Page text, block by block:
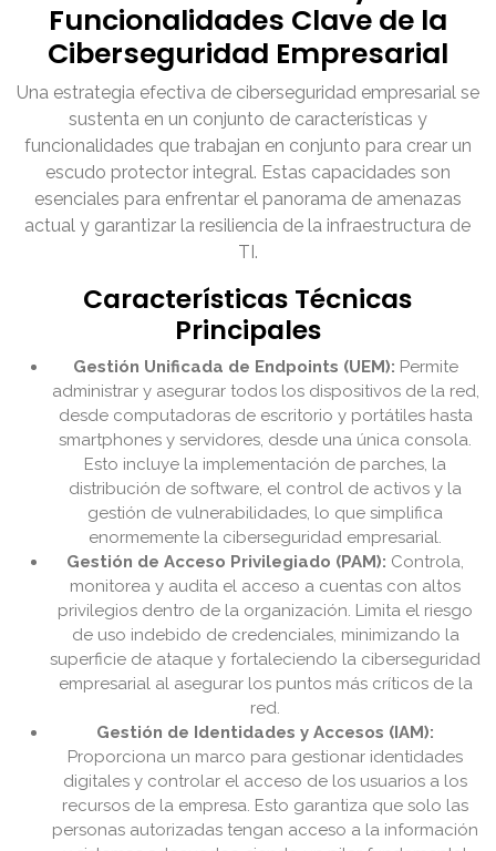
Funcionalidades Clave de la
Ciberseguridad Empresarial
Una estrategia efectiva de ciberseguridad empresarial se
sustenta en un conjunto de características y
funcionalidades que trabajan en conjunto para crear un
escudo protector integral. Estas capacidades son
esenciales para enfrentar el panorama de amenazas
actual y garantizar la resiliencia de la infraestructura de
TI.
Características Técnicas
Principales
Gestión Unificada de Endpoints (UEM): Permite
administrar y asegurar todos los dispositivos de la red,
desde computadoras de escritorio y portátiles hasta
smartphones y servidores, desde una única consola.
Esto incluye la implementación de parches, la
distribución de software, el control de activos y la
gestión de vulnerabilidades, lo que simplifica
enormemente la ciberseguridad empresarial.
Gestión de Acceso Privilegiado (PAM): Controla,
monitorea y audita el acceso a cuentas con altos
privilegios dentro de la organización. Limita el riesgo
de uso indebido de credenciales, minimizando la
superficie de ataque y fortaleciendo la ciberseguridad
empresarial al asegurar los puntos más críticos de la
red.
Gestión de Identidades y Accesos (IAM):
Proporciona un marco para gestionar identidades
digitales y controlar el acceso de los usuarios a los
recursos de la empresa. Esto garantiza que solo las
personas autorizadas tengan acceso a la información